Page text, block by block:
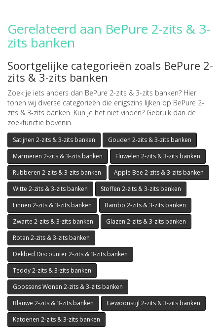
Gerelateerd aan BePure 2-zits & 3-
zits banken
Soortgelijke categorieën zoals BePure 2-
zits & 3-zits banken
Zoek je iets anders dan BePure 2-zits & 3-zits banken? Hier
tonen wij diverse categorieën die enigszins lijken op BePure 2-
zits & 3-zits banken. Kun je het niet vinden? Gebruik dan de
zoekfunctie bovenin.
Satijnen 2-zits & 3-zits banken
Gouden 2-zits & 3-zits banken
Marmeren 2-zits & 3-zits banken
Fluwelen 2-zits & 3-zits banken
Rubberen 2-zits & 3-zits banken
Apple Bee 2-zits & 3-zits banken
Witte 2-zits & 3-zits banken
Stoffen 2-zits & 3-zits banken
Linnen 2-zits & 3-zits banken
Bambo 2-zits & 3-zits banken
Zwarte 2-zits & 3-zits banken
Glazen 2-zits & 3-zits banken
Rotan 2-zits & 3-zits banken
Dekbed Discounter 2-zits & 3-zits banken
Teddy 2-zits & 3-zits banken
Goossens Wonen 2-zits & 3-zits banken
Blauwe 2-zits & 3-zits banken
Gewoonstijl 2-zits & 3-zits banken
Katoenen 2-zits & 3-zits banken